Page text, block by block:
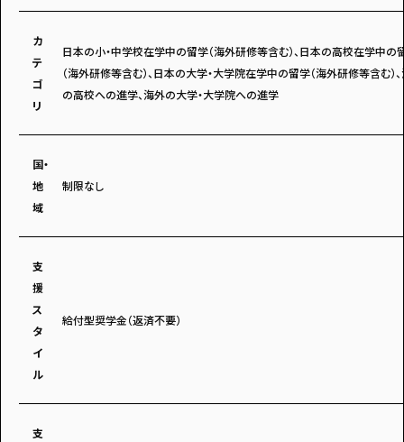
答えて
イベントに参加しよう！
・マイナビティーンズについて
・個人情報について
・読者プレゼント
カ
テ
ゴ
リ
日本の小・中学校在学中の留学（海外研修等含む）、日本の高校在学中の
（海外研修等含む）、日本の大学・大学院在学中の留学（海外研修等含む）
の高校への進学、海外の大学・大学院への進学
国・
地
域
制限なし
支
援
ス
タ
イ
ル
給付型奨学金（返済不要）
支